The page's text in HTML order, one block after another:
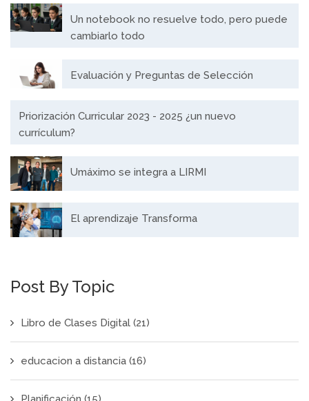
Un notebook no resuelve todo, pero puede
cambiarlo todo
Evaluación y Preguntas de Selección
Priorización Curricular 2023 - 2025 ¿un nuevo
currículum?
Umáximo se integra a LIRMI
El aprendizaje Transforma
Post By Topic
Libro de Clases Digital (21)
educacion a distancia (16)